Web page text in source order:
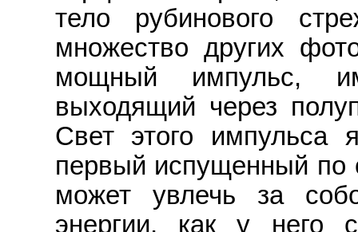
тело рубинового
множество других
мощный импульс,
выходящий через
Свет этого импульса
первый испущенный по
может увлечь за
энергии, как у него